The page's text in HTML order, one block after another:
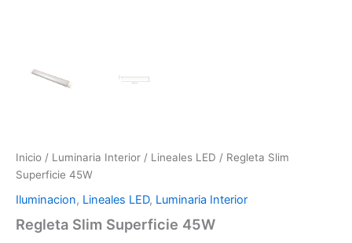
Inicio / Luminaria Interior / Lineales LED / Regleta Slim
Superficie 45W
Iluminacion, Lineales LED, Luminaria Interior
Regleta Slim Superficie 45W